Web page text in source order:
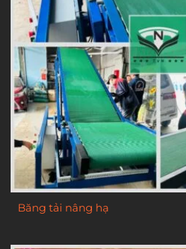
Băng tải nâng hạ